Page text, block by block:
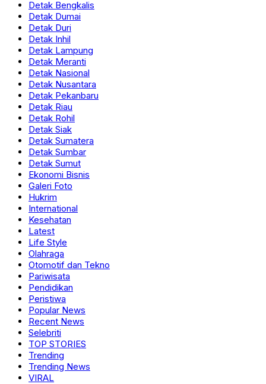
Detak Bengkalis
Detak Dumai
Detak Duri
Detak Inhil
Detak Lampung
Detak Meranti
Detak Nasional
Detak Nusantara
Detak Pekanbaru
Detak Riau
Detak Rohil
Detak Siak
Detak Sumatera
Detak Sumbar
Detak Sumut
Ekonomi Bisnis
Galeri Foto
Hukrim
International
Kesehatan
Latest
Life Style
Olahraga
Otomotif dan Tekno
Pariwisata
Pendidikan
Peristiwa
Popular News
Recent News
Selebriti
TOP STORIES
Trending
Trending News
VIRAL